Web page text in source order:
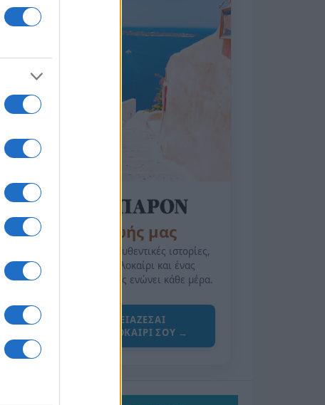
της Ζωής μας
Οι άνθρωποι, οι αυθεντικές ιστορίες,
το ελληνικό καλοκαίρι και ένας
πολιτισμός που μας ενώνει κάθε μέρα.
ΟΣΑ ΧΡΕΙΑΖΕΣΑΙ
ΓΙΑ ΤΟ ΚΑΛΟΚΑΙΡΙ ΣΟΥ →